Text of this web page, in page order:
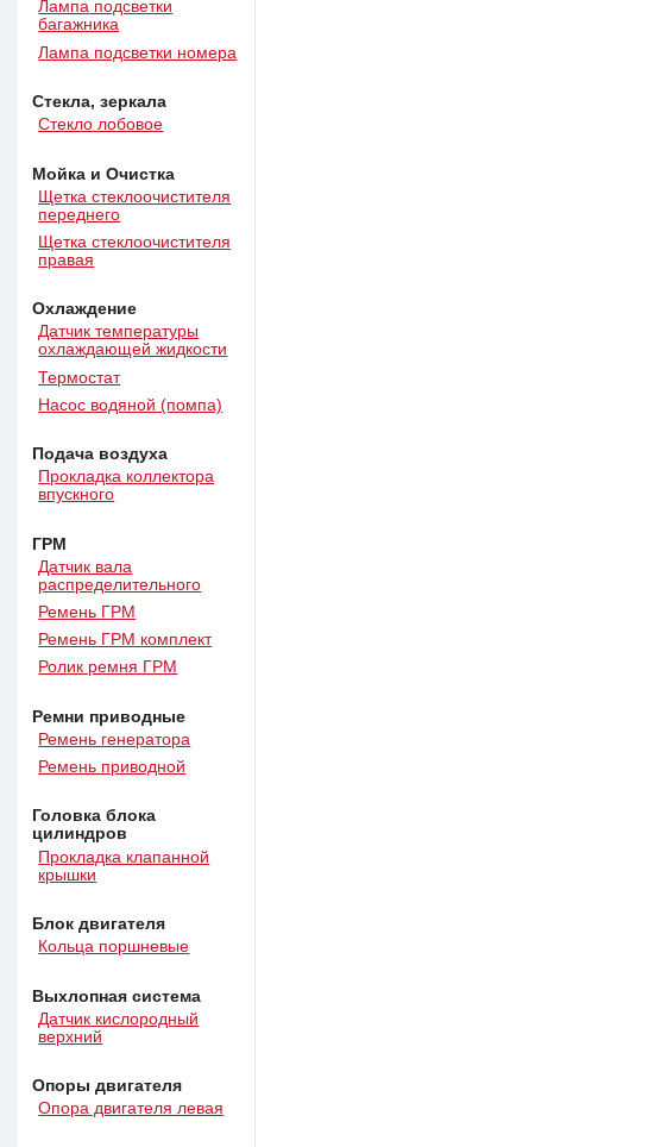
Лампа подсветки
багажника
Лампа подсветки номера
Стекла, зеркала
Стекло лобовое
Мойка и Очистка
Щетка стеклоочистителя
переднего
Щетка стеклоочистителя
правая
Охлаждение
Датчик температуры
охлаждающей жидкости
Термостат
Насос водяной (помпа)
Подача воздуха
Прокладка коллектора
впускного
ГРМ
Датчик вала
распределительного
Ремень ГРМ
Ремень ГРМ комплект
Ролик ремня ГРМ
Ремни приводные
Ремень генератора
Ремень приводной
Головка блока
цилиндров
Прокладка клапанной
крышки
Блок двигателя
Кольца поршневые
Выхлопная система
Датчик кислородный
верхний
Опоры двигателя
Опора двигателя левая